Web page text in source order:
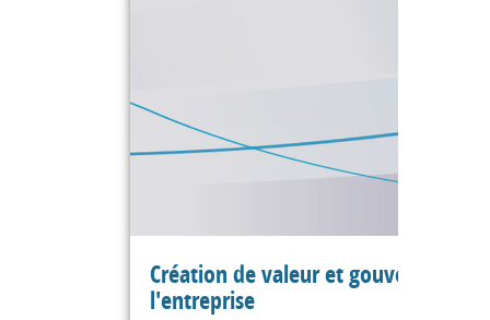
Création de valeur et gouvernance
l'entreprise